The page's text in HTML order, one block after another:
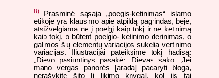
8) Prasminė sąsaja „poegis-ketinimas“ islamo
etikoje yra klausimo apie atpildą pagrindas, beje,
atsižvelgiama ne į poelgį kaip tokį ir ne ketinimą
kaip tokį, o būtent poelgio- ketinimo derinimas, o
galimos šių elementų variacijos sukelia vertinimo
variacijas. Iliustracijai pateiksime tokį hadisą:
„Dievo pasiuntinys pasakė: ‚Dievas sako: ‚Jei
mano vergas panorės [arada] padaryti bloga,
nerašykite šito [į likimo knygą], kol jis tai